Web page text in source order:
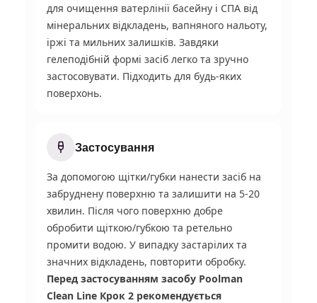
для очищення ватерлінії басейну і СПА від
мінеральних відкладень, вапняного нальоту,
іржі та мильних залишків. Завдяки
гелеподібній формі засіб легко та зручно
застосовувати. Підходить для будь-яких
поверхонь.
Застосування
За допомогою щітки/губки нанести засіб на
забруднену поверхню та залишити на 5-20
хвилин. Після чого поверхню добре
обробити щіткою/губкою та ретельно
промити водою. У випадку застарілих та
значних відкладень, повторити обробку.
Перед застосуванням засобу Poolman
Clean Line Крок 2 рекомендується